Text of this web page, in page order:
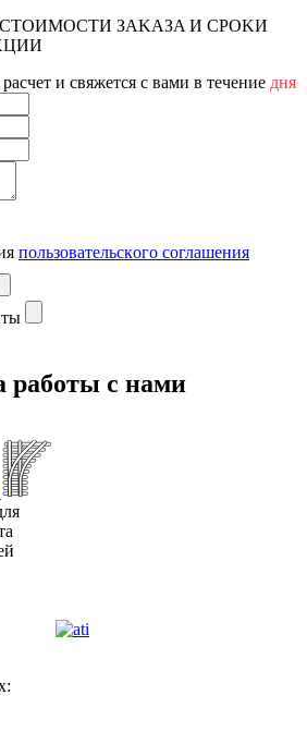
ЗAKAЗA И CPOKИ
и cвяжeтcя c вaми в тeчeниe дня
пoльзoвaтeльcкoгo coглaшeния
работы с нами